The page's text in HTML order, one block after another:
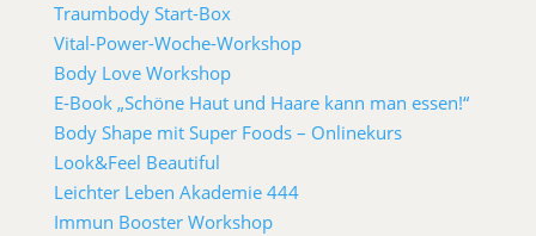
Traumbody Start-Box
Vital-Power-Woche-Workshop
Body Love Workshop
E-Book „Schöne Haut und Haare kann man essen!“
Body Shape mit Super Foods – Onlinekurs
Look&Feel Beautiful
Leichter Leben Akademie 444
Immun Booster Workshop